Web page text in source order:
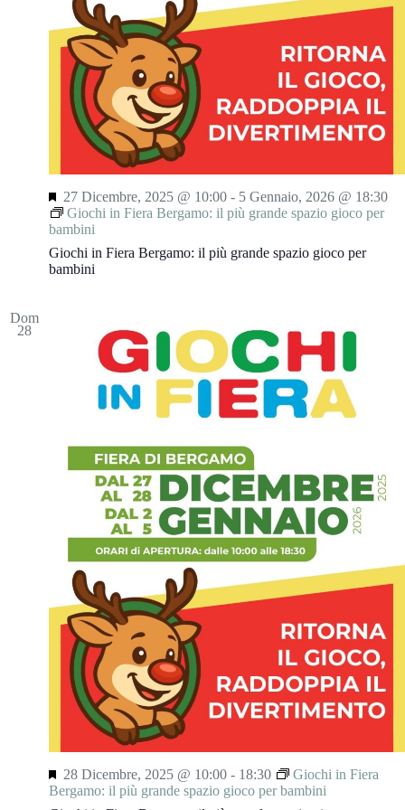
Giochi in Fiera Bergamo: il più grande spazio gioco per
bambini
S
e
g
a
l
27 Dicembre, 2025 @ 10:00 - 5 Gennaio, 2026 @ 18:30
Giochi in Fiera Bergamo: il più grande spazio gioco per
bambini
Dom
28
S
e
28 Dicembre, 2025 @ 10:00 - 18:30
Giochi in Fiera
Bergamo: il più grande spazio gioco per bambini